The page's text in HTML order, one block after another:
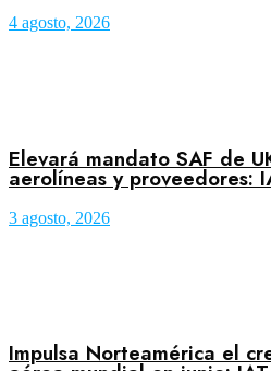
4 agosto, 2026
Elevará mandato SAF de
aerolíneas y proveedores:
3 agosto, 2026
Impulsa Norteamérica el